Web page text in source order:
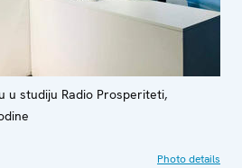
u studiju Radio Prosperiteti,
Photo details